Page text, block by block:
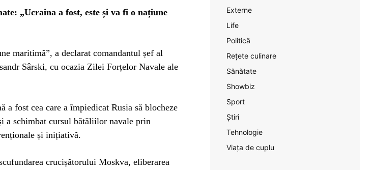
„Ucraina a fost, este și va fi o națiune
maritimă”, a declarat comandantul șef al
Sârski, cu ocazia Zilei Forțelor Navale ale
a fost cea care a împiedicat Rusia să blocheze
a schimbat cursul bătăliilor navale prin
și inițiativă.
crucișătorului Moskva, eliberarea
Externe
Life
Politică
Rețete culinare
Sănătate
Showbiz
Sport
Știri
Tehnologie
Viața de cuplu